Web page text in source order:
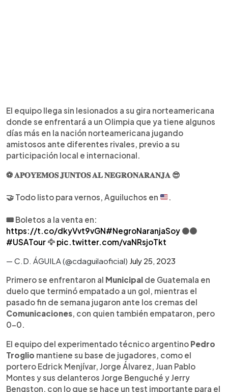
El equipo llega sin lesionados a su gira norteamericana
donde se enfrentará a un Olimpia que ya tiene algunos
días más en la nación norteamericana jugando
amistosos ante diferentes rivales, previo a su
participación local e internacional.
⚽️ 𝐀𝐏𝐎𝐘𝐄𝐌𝐎𝐒 𝐉𝐔𝐍𝐓𝐎𝐒 𝐀𝐋 𝐍𝐄𝐆𝐑𝐎𝐍𝐀𝐑𝐀𝐍𝐉𝐀 😎
🤝 Todo listo para vernos, Aguiluchos en
🎟️ Boletos a la venta en:
https://t.co/dkyVvt9vGN#NegroNaranjaSoy ⚫️🟠
#USATour 🦅 pic.twitter.com/vaNRsjoTkt
— C.D. ÁGUILA (@cdaguilaoficial) July 25, 2023
Primero se enfrentaron al Municipal de Guatemala en
duelo que terminó empatado a un gol, mientras el
pasado fin de semana jugaron ante los cremas del
Comunicaciones , con quien también empataron, pero
0-0.
El equipo del experimentado técnico argentino Pedro
Troglio mantiene su base de jugadores, como el
portero Edrick Menjívar, Jorge Álvarez, Juan Pablo
Montes y sus delanteros Jorge Benguché y Jerry
Bengston, con lo que se hace un test importante para el